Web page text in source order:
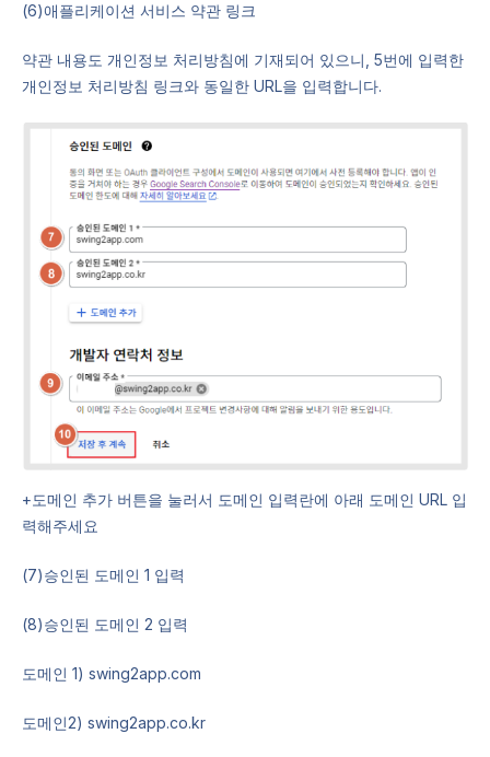
(6)애플리케이션 서비스 약관 링크
약관 내용도 개인정보 처리방침에 기재되어 있으니, 5번에 입력한
개인정보 처리방침 링크와 동일한 URL을 입력합니다.
+도메인 추가 버튼을 눌러서 도메인 입력란에 아래 도메인 URL 입
력해주세요
(7)승인된 도메인 1 입력
(8)승인된 도메인 2 입력
도메인 1) swing2app.com
도메인2) swing2app.co.kr